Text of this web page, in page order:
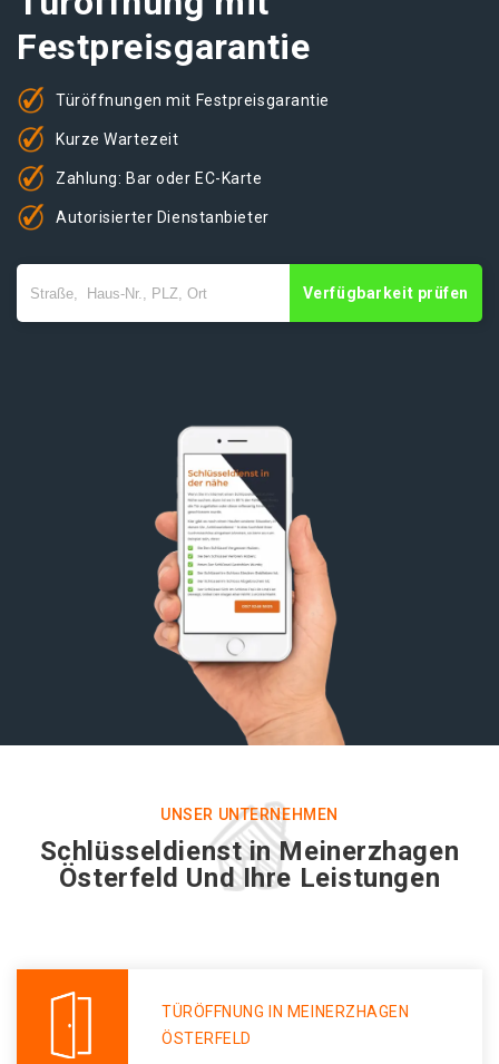
Festpreisgarantie
Türöffnungen mit Festpreisgarantie
Kurze Wartezeit
Zahlung: Bar oder EC-Karte
Autorisierter Dienstanbieter
Verfügbarkeit prüfen
UNSER UNTERNEHMEN
Schlüsseldienst in Meinerzhagen
Österfeld Und Ihre Leistungen
TÜRÖFFNUNG IN MEINERZHAGEN
ÖSTERFELD